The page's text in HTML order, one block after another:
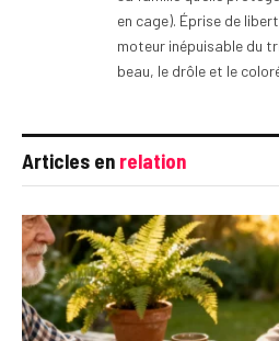
en cage). Éprise de
moteur inépuisable du
beau, le drôle et le
Articles en relation